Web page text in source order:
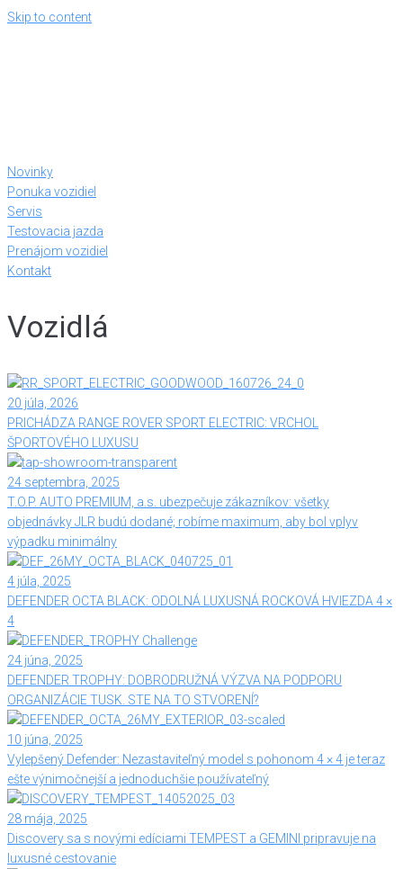
Skip to content
Novinky
Ponuka vozidiel
Servis
Testovacia jazda
Prenájom vozidiel
Kontakt
Vozidlá
20 júla, 2026
PRICHÁDZA RANGE ROVER SPORT ELECTRIC: VRCHOL
ŠPORTOVÉHO LUXUSU
24 septembra, 2025
T.O.P. AUTO PREMIUM, a.s. ubezpečuje zákazníkov: všetky
objednávky JLR budú dodané; robíme maximum, aby bol vplyv
výpadku minimálny
4 júla, 2025
DEFENDER OCTA BLACK: ODOLNÁ LUXUSNÁ ROCKOVÁ HVIEZDA 4 ×
4
24 júna, 2025
DEFENDER TROPHY: DOBRODRUŽNÁ VÝZVA NA PODPORU
ORGANIZÁCIE TUSK. STE NA TO STVORENÍ?
10 júna, 2025
Vylepšený Defender: Nezastaviteľný model s pohonom 4 × 4 je teraz
ešte výnimočnejší a jednoduchšie používateľný
28 mája, 2025
Discovery sa s novými edíciami TEMPEST a GEMINI pripravuje na
luxusné cestovanie